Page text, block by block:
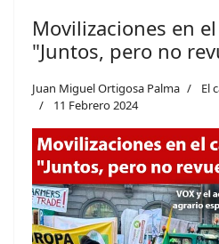
Movilizaciones en
"Juntos, pero no
Juan Miguel Ortigosa Palma
El
11 Febrero 2024